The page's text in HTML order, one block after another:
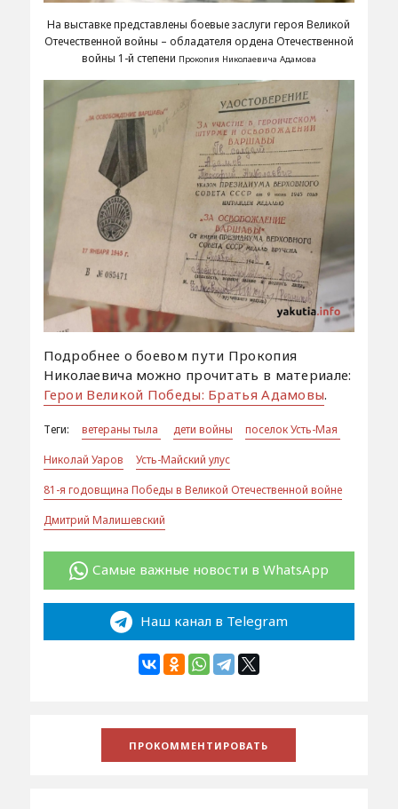
На выставке представлены боевые заслуги героя Великой
Отечественной войны – обладателя ордена Отечественной
войны 1-й степени Прокопия Николаевича Адамова
Подробнее о боевом пути Прокопия
Николаевича можно прочитать в материале:
Герои Великой Победы: Братья Адамовы.
Теги: ветераны тыла дети войны
поселок Усть-Мая
Николай Уаров
Усть-Майский улус
81-я годовщина Победы в Великой Отечественной войне
Дмитрий Малишевский
Самые важные новости в WhatsApp
Наш канал в Telegram